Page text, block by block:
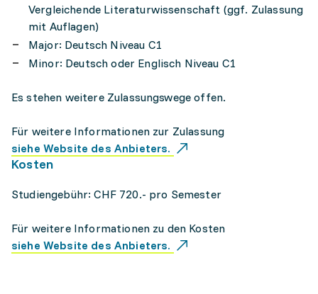
Vergleichende Literaturwissenschaft (ggf. Zulassung
mit Auflagen)
Major: Deutsch Niveau C1
Minor: Deutsch oder Englisch Niveau C1
Es stehen weitere Zulassungswege offen.
Für weitere Informationen zur Zulassung
siehe Website des Anbieters.
Kosten
Studiengebühr: CHF 720.- pro Semester
Für weitere Informationen zu den Kosten
siehe Website des Anbieters.